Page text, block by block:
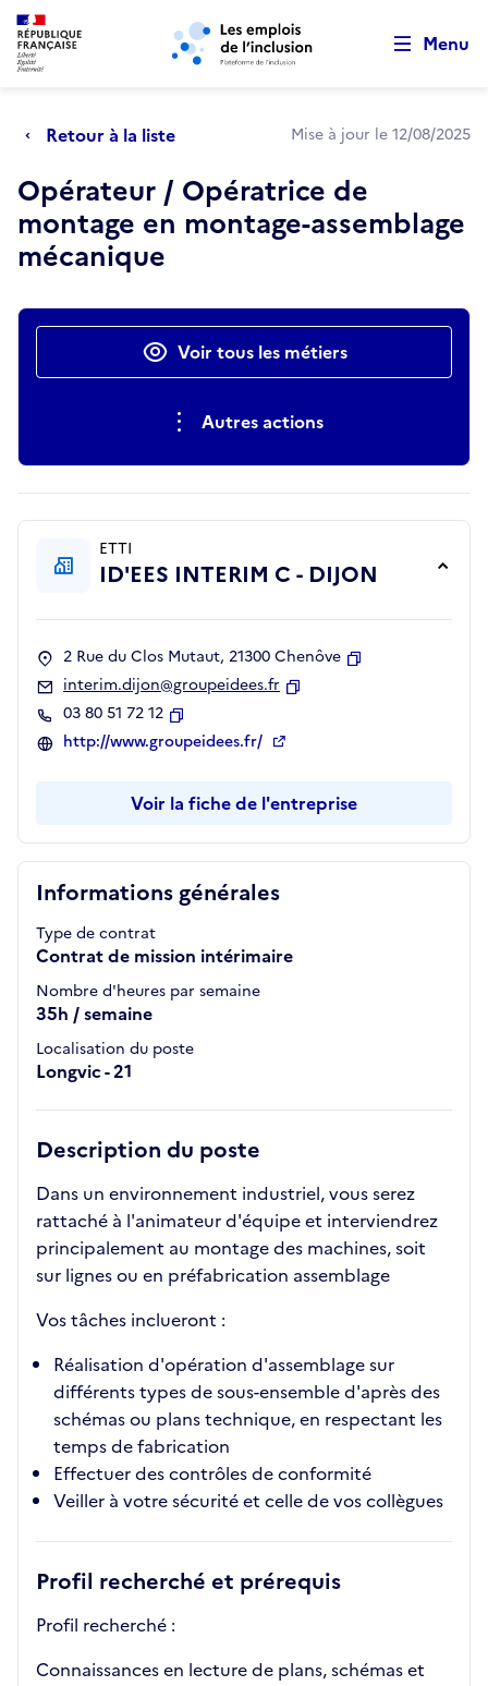
Aller au menu principal Aller au contenu principal
Menu
Retour à la liste Mise à jour le 12/08/2025
Opérateur / Opératrice de
montage en montage-assemblage
mécanique
Actions rapidesVoir tous les métiers
Autres actions
Informations générales
Type de contrat
Contrat de mission intérimaire
Nombre d'heures par semaine
35h / semaine
Localisation du poste
Longvic - 21
Description du poste
Dans un environnement industriel, vous serez
rattaché à l'animateur d'équipe et interviendrez
principalement au montage des machines, soit
sur lignes ou en préfabrication assemblage
Vos tâches inclueront :
Réalisation d'opération d'assemblage sur
différents types de sous-ensemble d'après des
schémas ou plans technique, en respectant les
temps de fabrication
Effectuer des contrôles de conformité
Veiller à votre sécurité et celle de vos collègues
Profil recherché et prérequis
Profil recherché :
Connaissances en lecture de plans, schémas et
ETTI
ID'EES INTERIM C - DIJON
2 Rue du Clos Mutaut, 21300 Chenôve
interim.dijon@groupeidees.fr
03 80 51 72 12
Copier
http://www.groupeidees.fr/
Voir la fiche de l'entreprise
Retour au début de la page
Panneau de gestion des cookies